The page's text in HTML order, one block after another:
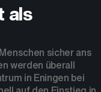
als
sicher ans
werden überall
in Eningen bei